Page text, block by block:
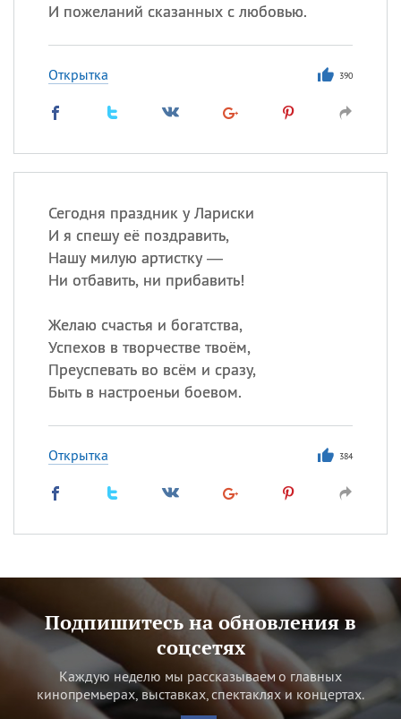
И пожеланий сказанных с любовью.
Открытка 390
Сегодня праздник у Лариски
И я спешу её поздравить,
Нашу милую артистку —
Ни отбавить, ни прибавить!
Желаю счастья и богатства,
Успехов в творчестве твоём,
Преуспевать во всём и сразу,
Быть в настроеньи боевом.
Открытка 384
Подпишитесь на обновления в
соцсетях
Каждую неделю мы рассказываем о главных
кинопремьерах, выставках, спектаклях и концертах.